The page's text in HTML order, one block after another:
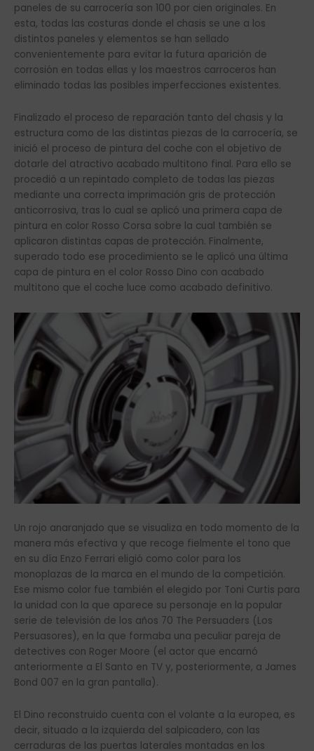
paneles de su carrocería son 100 por cien originales. En
esta, todas las costuras donde el chasis se une a los
distintos paneles y elementos se han sellado
convenientemente para evitar la futura aparición de
corrosión en todas ellas y los maestros carroceros han
eliminado todas las posibles imperfecciones existentes.
Finalizado el proceso de reparación tanto del chasis y la
estructura como de las distintas piezas de la carrocería, se
inició el proceso de pintura del coche con el objetivo de
dotarle del atractivo acabado multitono final. Para ello se
procedió a un repintado completo de todas las piezas
mediante una correcta imprimación gris de protección
anticorrosiva, tras lo cual se aplicó una primera capa de
pintura en color Rosso Corsa sobre la cual también se
aplicaron distintas capas de protección. Finalmente,
superado todo ese procedimiento se le aplicó una última
capa de pintura en el color Rosso Dino con acabado
multitono que el coche luce como acabado definitivo.
Un rojo anaranjado que se visualiza en todo momento de la
manera más efectiva y que recoge fielmente el tono que
en su día Enzo Ferrari eligió como color para los
monoplazas de la marca en el mundo de la competición.
Ese mismo color fue también el elegido por Toni Curtis para
la unidad con la que aparece su personaje en la popular
serie de televisión de los años 70 The Persuaders (Los
Persuasores), en la que formaba una peculiar pareja de
detectives con Roger Moore (el actor que encarnó
anteriormente a El Santo en TV y, posteriormente, a James
Bond 007 en la gran pantalla).
El Dino reconstruido cuenta con el volante a la europea, es
decir, situado a la izquierda del salpicadero, con las
cerraduras de las puertas laterales montadas en los